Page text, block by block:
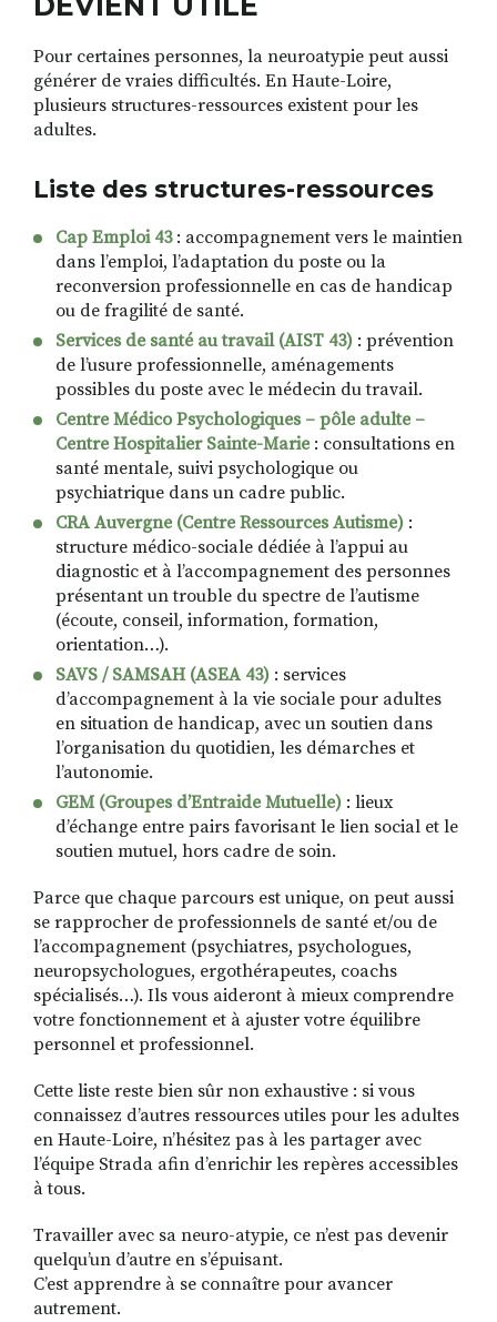
Pour certaines personnes, la neuroatypie peut aussi
générer de vraies difficultés. En Haute-Loire,
plusieurs structures-ressources existent pour les
adultes.
Liste des structures-ressources
Cap Emploi 43: accompagnement vers le maintien
dans l’emploi, l’adaptation du poste ou la
reconversion professionnelle en cas de handicap
ou de fragilité de santé.
Services de santé au travail (AIST 43) : prévention
de l’usure professionnelle, aménagements
possibles du poste avec le médecin du travail.
Centre Médico Psychologiques – pôle adulte –
Centre Hospitalier Sainte-Marie : consultations en
santé mentale, suivi psychologique ou
psychiatrique dans un cadre public.
CRA Auvergne (Centre Ressources Autisme) :
structure médico-sociale dédiée à l’appui au
diagnostic et à l’accompagnement des personnes
présentant un trouble du spectre de l’autisme
(écoute, conseil, information, formation,
orientation…).
SAVS / SAMSAH (ASEA 43) : services
d’accompagnement à la vie sociale pour adultes
en situation de handicap, avec un soutien dans
l’organisation du quotidien, les démarches et
l’autonomie.
GEM (Groupes d’Entraide Mutuelle) : lieux
d’échange entre pairs favorisant le lien social et le
soutien mutuel, hors cadre de soin.
Parce que chaque parcours est unique, on peut aussi
se rapprocher de professionnels de santé et/ou de
l’accompagnement (psychiatres, psychologues,
neuropsychologues, ergothérapeutes, coachs
spécialisés…). Ils vous aideront à mieux comprendre
votre fonctionnement et à ajuster votre équilibre
personnel et professionnel.
Cette liste reste bien sûr non exhaustive : si vous
connaissez d’autres ressources utiles pour les adultes
en Haute-Loire, n’hésitez pas à les partager avec
l’équipe Strada afin d’enrichir les repères accessibles
à tous.
Travailler avec sa neuro-atypie, ce n’est pas devenir
quelqu’un d’autre en s’épuisant.
C’est apprendre à se connaître pour avancer
autrement.